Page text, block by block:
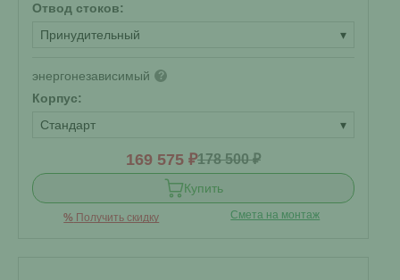
Отвод стоков:
Принудительный
▾
энергонезависимый ?
Корпус:
Стандарт
▾
169 575 ₽178 500 ₽
Купить
% Получить скидку Смета на монтаж